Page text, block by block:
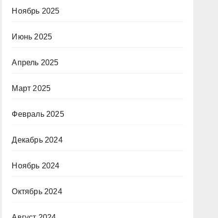
Ноябрь 2025
Июнь 2025
Апрель 2025
Март 2025
Февраль 2025
Декабрь 2024
Ноябрь 2024
Октябрь 2024